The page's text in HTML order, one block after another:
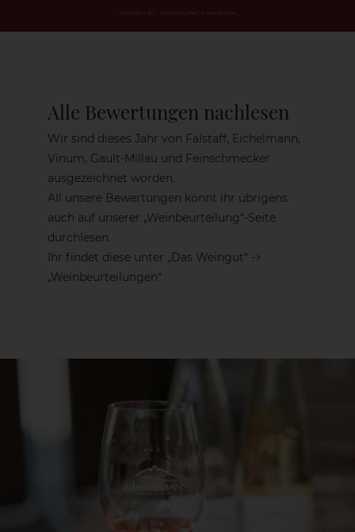
Alle Bewertungen nachlesen
Wir sind dieses Jahr von Falstaff, Eichelmann,
Vinum, Gault-Millau und Feinschmecker
ausgezeichnet worden.
All unsere Bewertungen könnt ihr übrigens
auch auf unserer „Weinbeurteilung“-Seite
durchlesen.
Ihr findet diese unter „Das Weingut“ ->
„Weinbeurteilungen“